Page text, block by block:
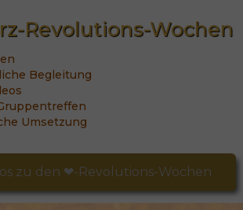
Revolutions-Wochen
Begleitung
Umsetzung
zu den ❤-Revolutions-Wochen